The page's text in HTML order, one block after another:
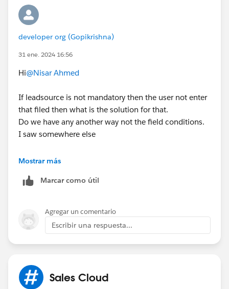
developer org (Gopikrishna)
31 ene. 2024 16:56
Hi@Nisar Ahmed
If leadsource is not mandatory then the user not enter
that filed then what is the solution for that.
Do we have any another way not the field conditions.
I saw somewhere else
1.Doesn't run the duplicate rule when current user is
lead default create user
How can we do this in login, if you have any idea
please let me know.
Thanks in advance.
Mostrar más
Marcar como útil
Agregar un comentario
Escribir una respuesta...
Sales Cloud